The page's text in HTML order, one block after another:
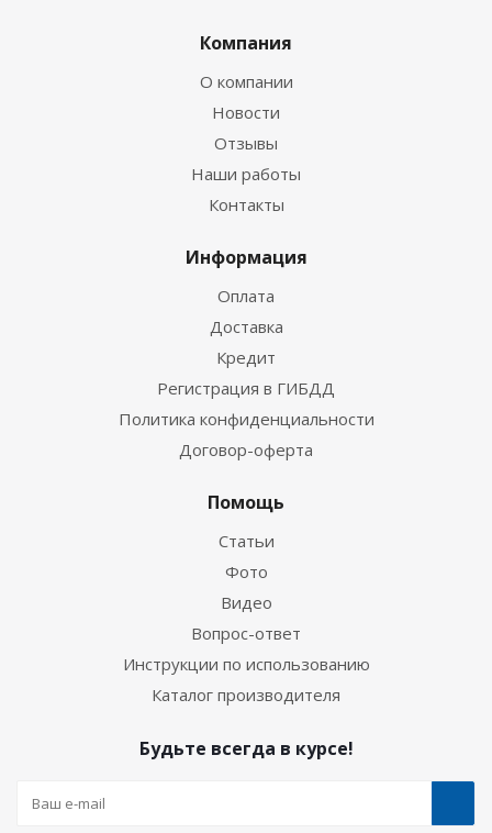
Компания
О компании
Новости
Отзывы
Наши работы
Контакты
Информация
Оплата
Доставка
Кредит
Регистрация в ГИБДД
Политика конфиденциальности
Договор-оферта
Помощь
Статьи
Фото
Видео
Вопрос-ответ
Инструкции по использованию
Каталог производителя
Будьте всегда в курсе!